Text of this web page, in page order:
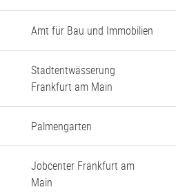
Amt für Bau und Immobilien
Stadtentwässerung
Frankfurt am Main
Palmengarten
Jobcenter Frankfurt am
Main